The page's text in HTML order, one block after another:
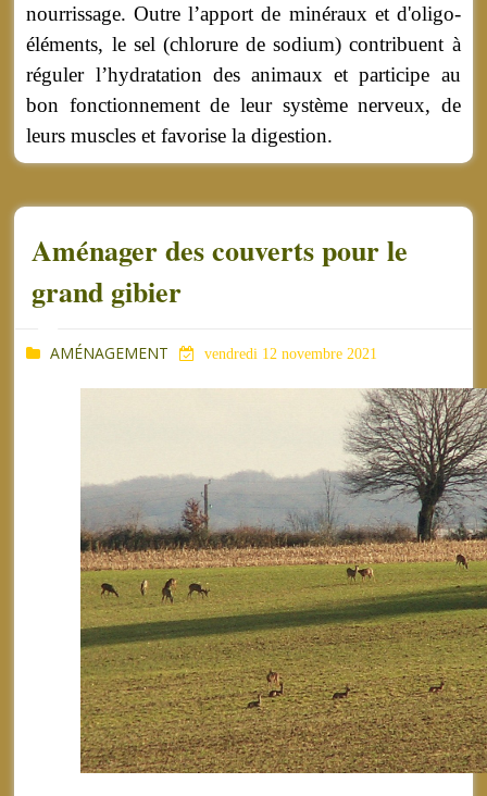
nourrissage. Outre l’apport de minéraux et d'oligo-
éléments, le sel (chlorure de sodium) contribuent à
réguler l’hydratation des animaux et participe au
bon fonctionnement de leur système nerveux, de
leurs muscles et favorise la digestion.
Aménager des couverts pour le
grand gibier
AMÉNAGEMENT vendredi 12 novembre 2021